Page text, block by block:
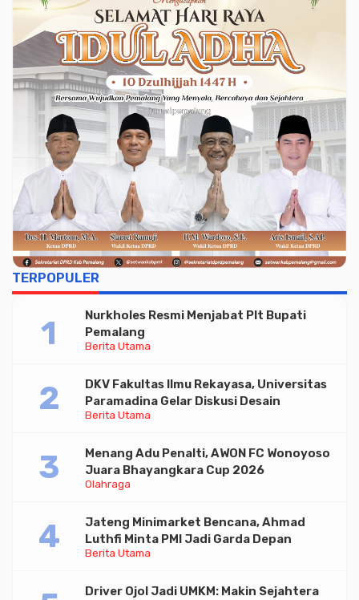
TERPOPULER
Berita Utama
Nurkholes Resmi Menjabat Plt Bupati
Pemalang
Berita Utama
DKV Fakultas Ilmu Rekayasa, Universitas
Paramadina Gelar Diskusi Desain
Olahraga
Menang Adu Penalti, AWON FC Wonoyoso
Juara Bhayangkara Cup 2026
Berita Utama
Jateng Minimarket Bencana, Ahmad
Luthfi Minta PMI Jadi Garda Depan
Driver Ojol Jadi UMKM: Makin Sejahtera